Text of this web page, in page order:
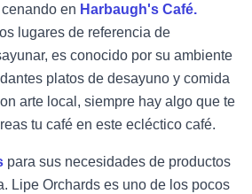
en Harbaugh's Café.
lugares de referencia de
es conocido por su ambiente
platos de desayuno y comida
arte local, siempre hay algo que te
tu café en este ecléctico café.
para sus necesidades de productos
Lipe Orchards es uno de los pocos